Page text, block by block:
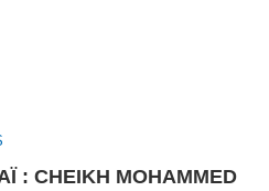
: CHEIKH MOHAMMED